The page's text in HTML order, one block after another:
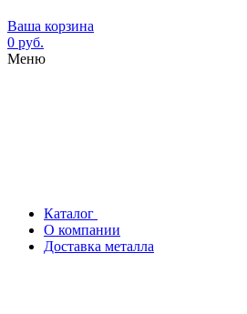
Ваша корзина
0 руб.
Меню
Каталог
О компании
Доставка металла